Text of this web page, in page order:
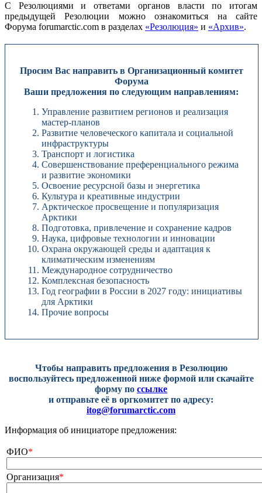
С Резолюциями и ответами органов власти по итогам
предыдущей Резолюции можно ознакомиться на сайте
Форума forumarctic.com в разделах «Резолюция» и «Архив».
Просим Вас направить в Организационный комитет
Форума
Ваши предложения по следующим направлениям:
Управление развитием регионов и реализация
мастер-планов
Развитие человеческого капитала и социальной
инфраструктуры
Транспорт и логистика
Совершенствование преференциального режима
и развитие экономики
Освоение ресурсной базы и энергетика
Культура и креативные индустрии
Арктическое просвещение и популяризация
Арктики
Подготовка, привлечение и сохранение кадров
Наука, цифровые технологии и инновации
Охрана окружающей среды и адаптация к
климатическим изменениям
Международное сотрудничество
Комплексная безопасность
Год географии в России в 2027 году: инициативы
для Арктики
Прочие вопросы
Чтобы направить предложения в Резолюцию
воспользуйтесь предложенной ниже формой или скачайте
форму по ссылке
и отправьте её в оргкомитет по адресу:
itog@forumarctic.com
Информация об инициаторе предложения:
ФИО*
Организация*